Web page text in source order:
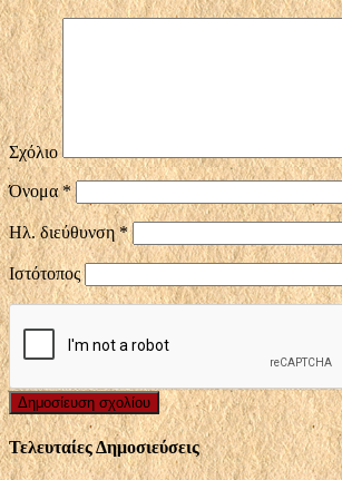
Σχόλιο
Όνομα*
Ηλ. διεύθυνση*
Ιστότοπος
Τελευταίες Δημοσιεύσεις